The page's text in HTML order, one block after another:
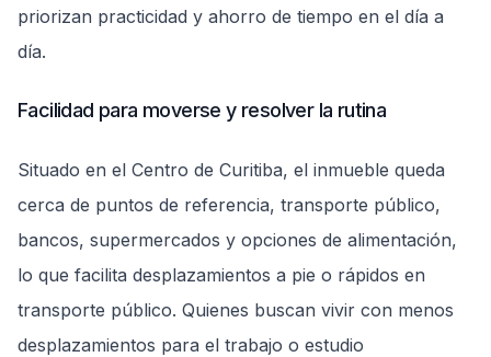
priorizan practicidad y ahorro de tiempo en el día a
día.
Facilidad para moverse y resolver la rutina
Situado en el Centro de Curitiba, el inmueble queda
cerca de puntos de referencia, transporte público,
bancos, supermercados y opciones de alimentación,
lo que facilita desplazamientos a pie o rápidos en
transporte público. Quienes buscan vivir con menos
desplazamientos para el trabajo o estudio